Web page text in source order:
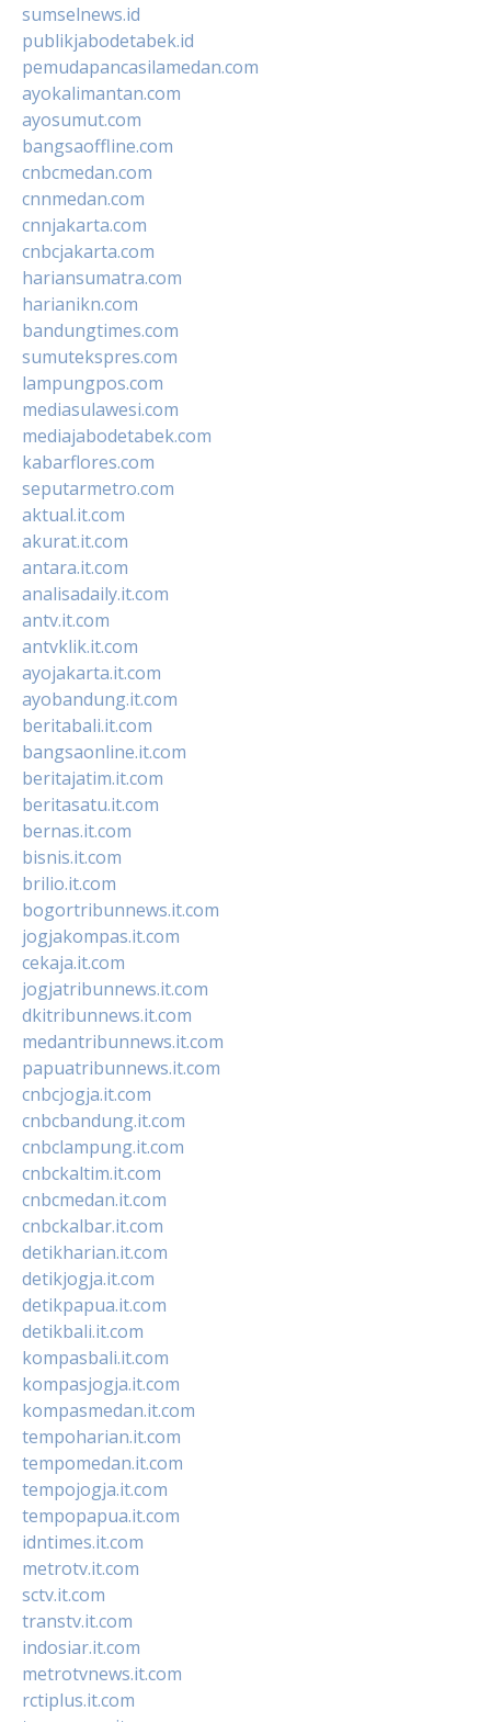
sumselnews.id
publikjabodetabek.id
pemudapancasilamedan.com
ayokalimantan.com
ayosumut.com
bangsaoffline.com
cnbcmedan.com
cnnmedan.com
cnnjakarta.com
cnbcjakarta.com
hariansumatra.com
harianikn.com
bandungtimes.com
sumutekspres.com
lampungpos.com
mediasulawesi.com
mediajabodetabek.com
kabarflores.com
seputarmetro.com
aktual.it.com
akurat.it.com
antara.it.com
analisadaily.it.com
antv.it.com
antvklik.it.com
ayojakarta.it.com
ayobandung.it.com
beritabali.it.com
bangsaonline.it.com
beritajatim.it.com
beritasatu.it.com
bernas.it.com
bisnis.it.com
brilio.it.com
bogortribunnews.it.com
jogjakompas.it.com
cekaja.it.com
jogjatribunnews.it.com
dkitribunnews.it.com
medantribunnews.it.com
papuatribunnews.it.com
cnbcjogja.it.com
cnbcbandung.it.com
cnbclampung.it.com
cnbckaltim.it.com
cnbcmedan.it.com
cnbckalbar.it.com
detikharian.it.com
detikjogja.it.com
detikpapua.it.com
detikbali.it.com
kompasbali.it.com
kompasjogja.it.com
kompasmedan.it.com
tempoharian.it.com
tempomedan.it.com
tempojogja.it.com
tempopapua.it.com
idntimes.it.com
metrotv.it.com
sctv.it.com
transtv.it.com
indosiar.it.com
metrotvnews.it.com
rctiplus.it.com